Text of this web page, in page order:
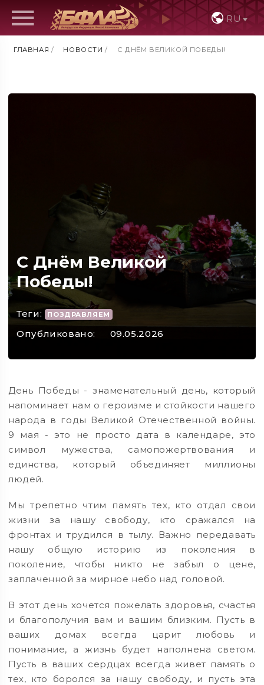
RU
ГЛАВНАЯ / НОВОСТИ / С ДНЁМ ВЕЛИКОЙ ПОБЕДЫ!
С Днём Великой
Победы!
Теги: ПОЗДРАВЛЯЕМ
Опубликовано: 09.05.2026
День Победы - знаменательный день, который
напоминает нам о героизме и стойкости нашего
народа в годы Великой Отечественной войны.
9 мая - это не просто дата в календаре, это
символ мужества, самопожертвования и
единства, который объединяет миллионы
людей.
Мы трепетно чтим память тех, кто отдал свои
жизни за нашу свободу, кто сражался на
фронтах и трудился в тылу. Важно передавать
нашу общую историю из поколения в
поколение, чтобы никто не забыл о цене,
заплаченной за мирное небо над головой.
В этот день хочется пожелать здоровья, счастья
и благополучия вам и вашим близким. Пусть в
ваших домах всегда царит любовь и
понимание, а жизнь будет наполнена светом.
Пусть в ваших сердцах всегда живет память о
тех, кто боролся за нашу свободу, и пусть эта